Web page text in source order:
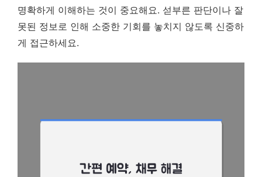
명확하게 이해하는 것이 중요해요. 섣부른 판단이나 잘
못된 정보로 인해 소중한 기회를 놓치지 않도록 신중하
게 접근하세요.